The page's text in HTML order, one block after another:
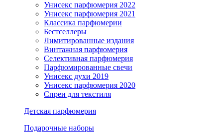
Унисекс парфюмерия 2022
Унисекс парфюмерия 2021
Классика парфюмерии
Бестселлеры
Лимитированные издания
Винтажная парфюмерия
Селективная парфюмерия
Парфюмированные свечи
Унисекс духи 2019
Унисекс парфюмерия 2020
Спреи для текстиля
Детская парфюмерия
Подарочные наборы